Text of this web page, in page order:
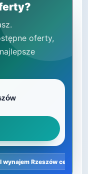
oferty,
wynajem Rzeszów centrum